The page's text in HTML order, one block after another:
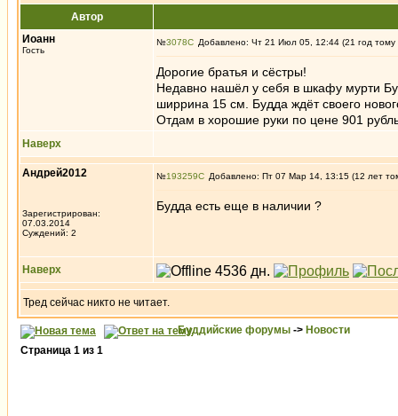
Автор
Иоанн
Гость
№3078 Добавлено: Чт 21 Июл 05, 12:44 (21 год тому
Дорогие братья и сёстры!
Недавно нашёл у себя в шкафу мурти
ширрина 15 см. Будда ждёт своего
Отдам в хорошие руки по цене 901
Наверх
Андрей2012
Зарегистрирован:
07.03.2014
Суждений: 2
№193259 Добавлено: Пт 07 Мар 14, 13:15 (12 лет
Будда есть еще в наличии ?
Наверх
Тред сейчас никто не читает.
Буддийские форумы -> Новости
Страница 1 из 1